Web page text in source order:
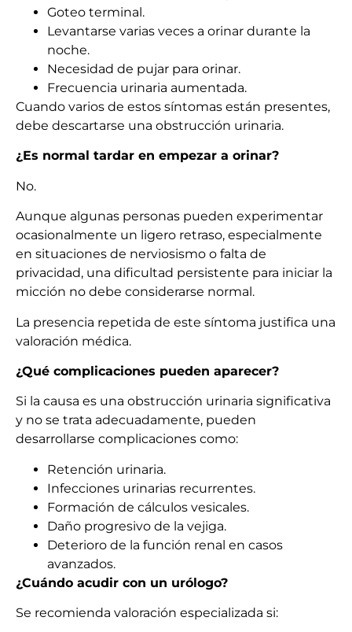
Goteo terminal.
Levantarse varias veces a orinar durante la
noche.
Necesidad de pujar para orinar.
Frecuencia urinaria aumentada.
Cuando varios de estos síntomas están presentes,
debe descartarse una obstrucción urinaria.
¿Es normal tardar en empezar a orinar?
No.
Aunque algunas personas pueden experimentar
ocasionalmente un ligero retraso, especialmente
en situaciones de nerviosismo o falta de
privacidad, una dificultad persistente para iniciar la
micción no debe considerarse normal.
La presencia repetida de este síntoma justifica una
valoración médica.
¿Qué complicaciones pueden aparecer?
Si la causa es una obstrucción urinaria significativa
y no se trata adecuadamente, pueden
desarrollarse complicaciones como:
Retención urinaria.
Infecciones urinarias recurrentes.
Formación de cálculos vesicales.
Daño progresivo de la vejiga.
Deterioro de la función renal en casos
avanzados.
¿Cuándo acudir con un urólogo?
Se recomienda valoración especializada si: